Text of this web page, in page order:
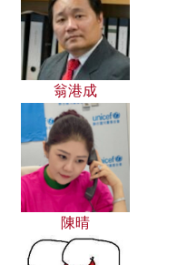
翁港成
陳晴